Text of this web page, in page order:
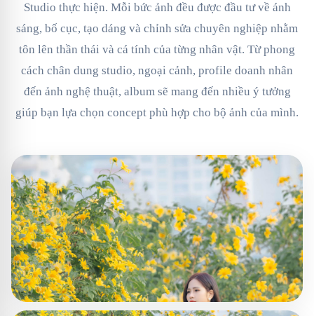
Studio thực hiện. Mỗi bức ảnh đều được đầu tư về ánh
sáng, bố cục, tạo dáng và chỉnh sửa chuyên nghiệp nhằm
tôn lên thần thái và cá tính của từng nhân vật. Từ phong
cách chân dung studio, ngoại cảnh, profile doanh nhân
đến ảnh nghệ thuật, album sẽ mang đến nhiều ý tưởng
giúp bạn lựa chọn concept phù hợp cho bộ ảnh của mình.